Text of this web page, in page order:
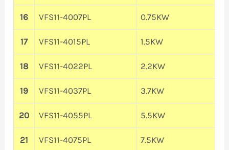
16 VFS11-4007PL 0.75KW
17 VFS11-4015PL 1.5KW
18 VFS11-4022PL 2.2KW
19 VFS11-4037PL 3.7KW
20 VFS11-4055PL 5.5KW
21 VFS11-4075PL 7.5KW